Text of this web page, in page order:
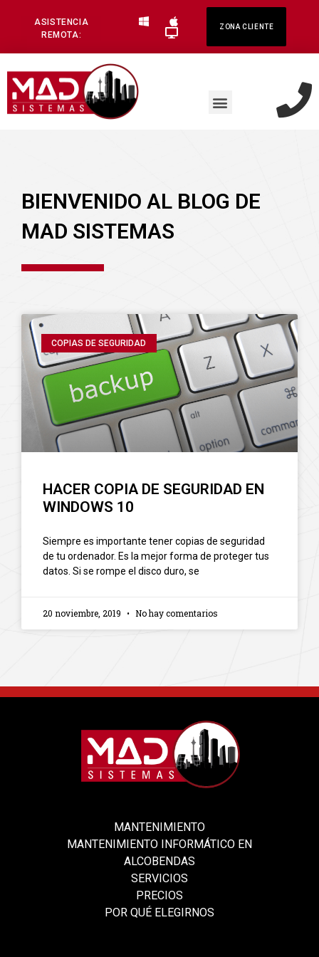
ASISTENCIA
REMOTA:
ZONA CLIENTE
BIENVENIDO AL BLOG DE
MAD SISTEMAS
COPIAS DE SEGURIDAD
HACER COPIA DE SEGURIDAD EN
WINDOWS 10
Siempre es importante tener copias de seguridad
de tu ordenador. Es la mejor forma de proteger tus
datos. Si se rompe el disco duro, se
20 noviembre, 2019 No hay comentarios
MANTENIMIENTO
MANTENIMIENTO INFORMÁTICO EN
ALCOBENDAS
SERVICIOS
PRECIOS
POR QUÉ ELEGIRNOS